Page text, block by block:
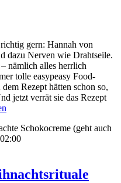
gern: Hannah von
dazu Nerven wie Drahtseile.
nämlich alles herrlich
tolle easypeasy Food-
Rezept hätten schon so,
jetzt verrät sie das Rezept
Schokocreme (geht auch